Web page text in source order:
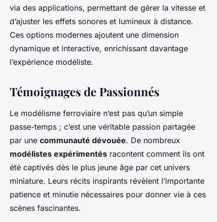
via des applications, permettant de gérer la vitesse et
d’ajuster les effets sonores et lumineux à distance.
Ces options modernes ajoutent une dimension
dynamique et interactive, enrichissant davantage
l’expérience modéliste.
Témoignages de Passionnés
Le modélisme ferroviaire n’est pas qu’un simple
passe-temps ; c’est une véritable passion partagée
par une communauté dévouée. De nombreux
modélistes expérimentés racontent comment ils ont
été captivés dès le plus jeune âge par cet univers
miniature. Leurs récits inspirants révèlent l’importante
patience et minutie nécessaires pour donner vie à ces
scènes fascinantes.